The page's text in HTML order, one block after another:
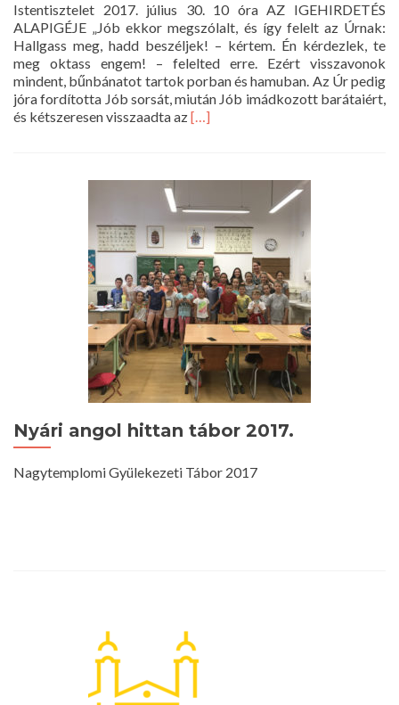
Istentisztelet 2017. július 30. 10 óra AZ IGEHIRDETÉS
ALAPIGÉJE „Jób ekkor megszólalt, és így felelt az Úrnak:
Hallgass meg, hadd beszéljek! – kértem. Én kérdezlek, te
meg oktass engem! – felelted erre. Ezért visszavonok
mindent, bűnbánatot tartok porban és hamuban. Az Úr pedig
jóra fordította Jób sorsát, miután Jób imádkozott barátaiért,
és kétszeresen visszaadta azRead
július
30.
10
óra
[…]
Nyári angol hittan tábor 2017.
Nagytemplomi Gyülekezeti Tábor 2017